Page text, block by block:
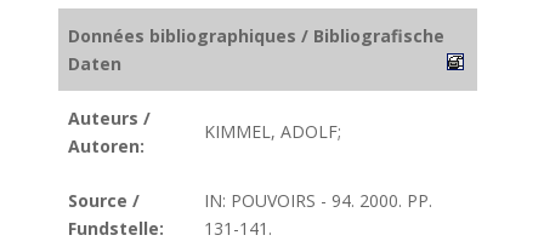
Données bibliographiques / Bibliografische
Daten
Auteurs /
Autoren:
KIMMEL, ADOLF;
Source /
Fundstelle:
IN: POUVOIRS - 94. 2000. PP.
131-141.